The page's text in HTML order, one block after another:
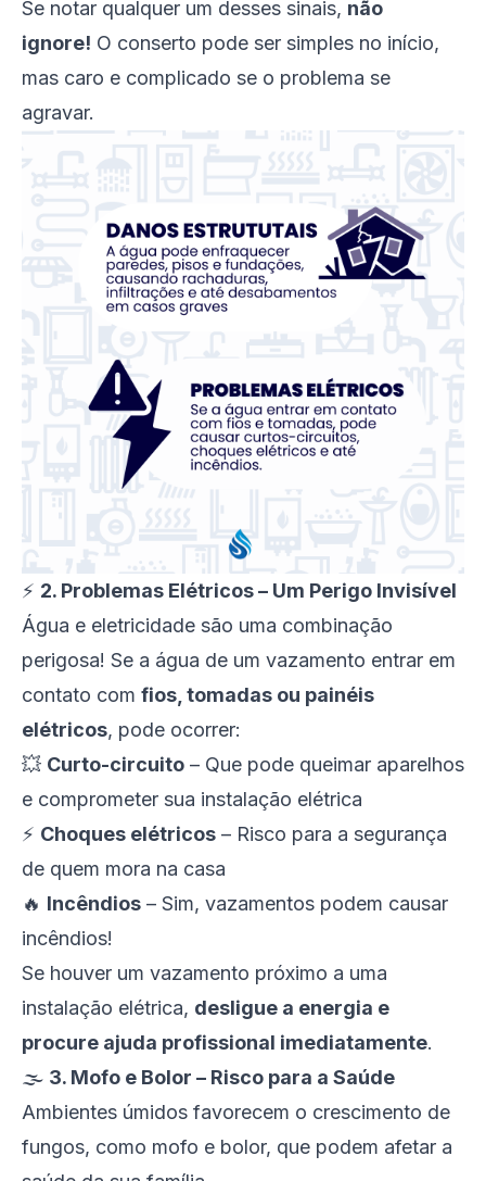
Se notar qualquer um desses sinais, não
ignore! O conserto pode ser simples no início,
mas caro e complicado se o problema se
agravar.
⚡ 2. Problemas Elétricos – Um Perigo Invisível
Água e eletricidade são uma combinação
perigosa! Se a água de um vazamento entrar em
contato com fios, tomadas ou painéis
elétricos, pode ocorrer:
💥 Curto-circuito – Que pode queimar aparelhos
e comprometer sua instalação elétrica
⚡ Choques elétricos – Risco para a segurança
de quem mora na casa
🔥 Incêndios – Sim, vazamentos podem causar
incêndios!
Se houver um vazamento próximo a uma
instalação elétrica, desligue a energia e
procure ajuda profissional imediatamente.
🌫️ 3. Mofo e Bolor – Risco para a Saúde
Ambientes úmidos favorecem o crescimento de
fungos, como mofo e bolor, que podem afetar a